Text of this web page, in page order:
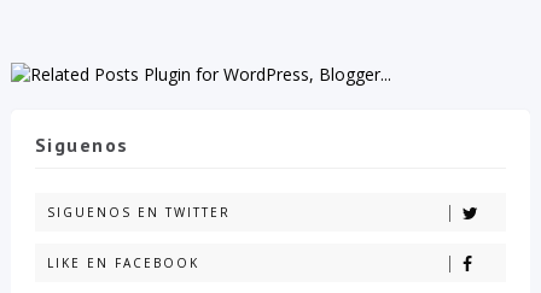
Siguenos
SIGUENOS EN TWITTER
LIKE EN FACEBOOK